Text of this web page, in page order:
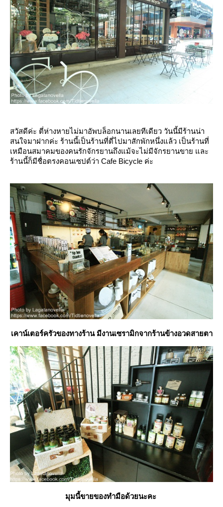
สวัสดีค่ะ ตี่ห่างหายไม่มาอัพบล็อกนานเลยทีเดียว วันนี้มีร้านน่า
สนใจมาฝากค่ะ ร้านนี้เป็นร้านที่ตี่ไปมาสักพักหนึ่งแล้ว เป็นร้านที่
เหมือนสมาคมของคนรักจักรยานถึงแม้จะไม่มีจักรยานขาย และ
ร้านนี้ก็มีชื่อตรงคอนเซปต์ว่า Cafe Bicycle ค่ะ
เคาน์เตอร์ครัวของทางร้าน มีงานเซรามิกจากร้านข้างอวดสายตา
มุมนี้ขายของทำมือด้วยนะคะ